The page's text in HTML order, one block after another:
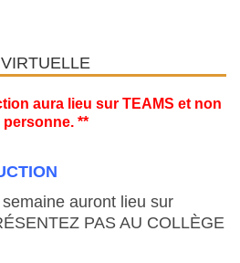
aura lieu sur TEAMS et non
personne. **
auront lieu sur
PAS AU COLLÈGE